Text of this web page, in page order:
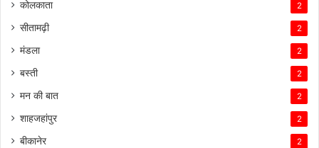
कोलकाता 2
सीतामढ़ी 2
मंडला 2
बस्ती 2
मन की बात 2
शाहजहांपुर 2
बीकानेर 2